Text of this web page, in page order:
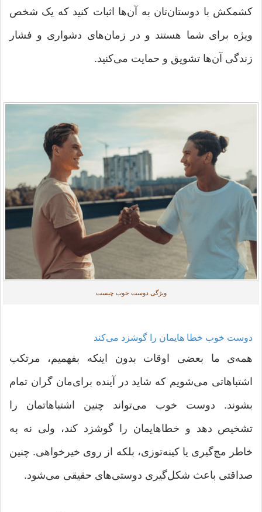
کشمکش با دوستان‌تان به آن‌ها اثبات کنید که یک شخص
ویژه برای شما هستند و در زمان‌های دشواری و فشار
زندگی آن‌ها تشویق و حمایت می‌کنید.
ویژگی دوست خوب چیست
دوست خوب خطا هایمان را گوشزد می‌کند
همه‌ی ما بعضی اوقات بدون اینکه بفهمیم، مرتکب
اشتباهاتی می‌شویم که شاید در آینده برای‌مان گران تمام
بشوند. دوست خوب می‌تواند چنین اشتباهاتمان را
تشخیص دهد و خطاهایمان را گوشزد کند، ولی نه به
خاطر مچ‌گیری یا کینه‌توزی، بلکه از روی خیرخواهی. چنین
صداقتی باعث شکل‌گیری دوستی‌های حقیقی می‌شود.